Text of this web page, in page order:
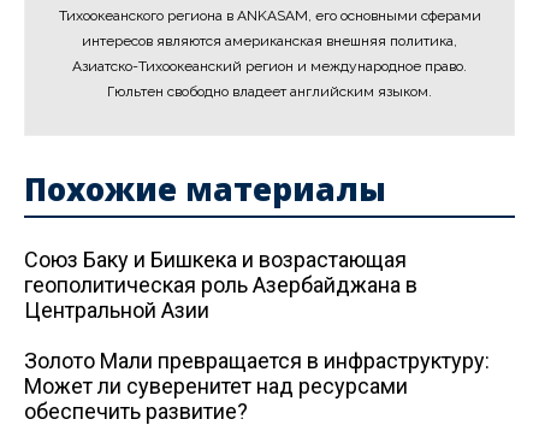
Тихоокеанского региона в ANKASAM, его основными сферами
интересов являются американская внешняя политика,
Азиатско-Тихоокеанский регион и международное право.
Гюльтен свободно владеет английским языком.
Похожие материалы
Союз Баку и Бишкека и возрастающая
геополитическая роль Азербайджана в
Центральной Азии
Золото Мали превращается в инфраструктуру:
Может ли суверенитет над ресурсами
обеспечить развитие?